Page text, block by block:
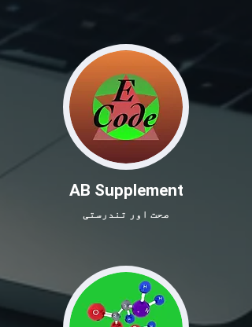
AB Supplement
صحت اور تندرستی